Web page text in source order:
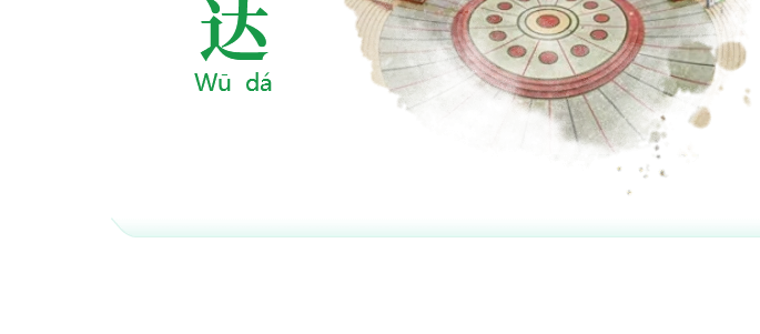
走一线 改文风 | 乌达区：守住就业民生底线 擦亮为民服务